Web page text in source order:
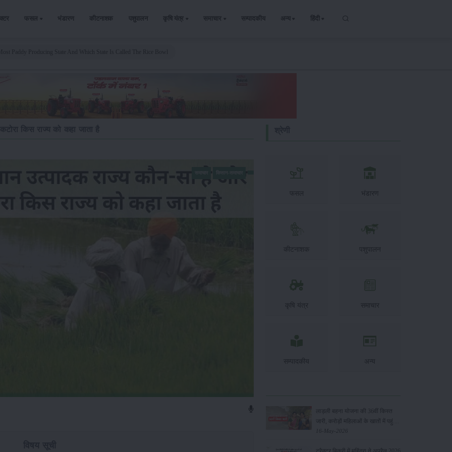
फसल भंडारण कीटनाशक पशुपालन कृषि यंत्र समाचार सम्पादकीय अन्य हिंदी
फसल भंडारण
कीटनाशक पशुपालन
कृषि यंत्र समाचार
सम्पादकीय अन्य
लाड़ली बहना योजना की 36वीं किस्त
जारी, करोड़ों महिलाओं के खातों में पहुंचे
1500 रुपये
16-May-2026